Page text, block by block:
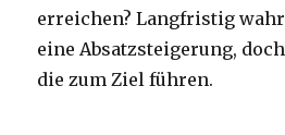
erreichen? Langfristig
eine Absatzsteigerung,
die zum Ziel führen.